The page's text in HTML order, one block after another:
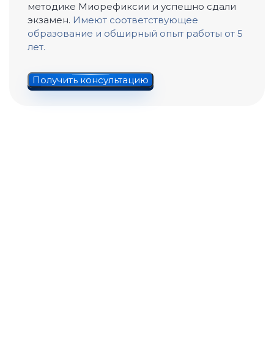
методике Миорефиксии и успешно сдали
экзамен. Имеют соответствующее
образование и обширный опыт работы от 5
лет.
Получить консультацию